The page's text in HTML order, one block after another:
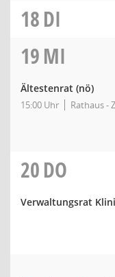
18DI
19MI
Ältestenrat (nö)
15:00 Uhr Rathaus -
20DO
Verwaltungsrat